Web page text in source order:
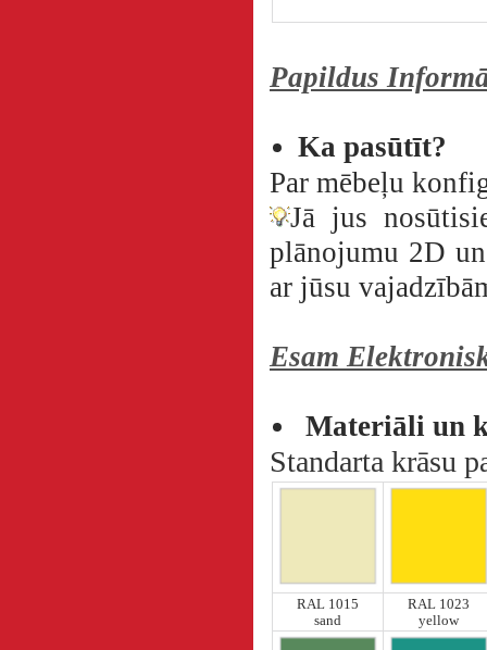
Papildus
Ka pasūtīt?
Par mēbeļu
Jā jus
plānojumu 2D
ar jūsu
Esam
Materiāli un
Standarta krāsu
RAL 1015
sand
RAL 1023
yellow